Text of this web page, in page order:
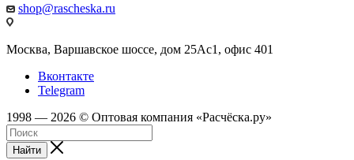
shop@rascheska.ru
Москва, Варшавское шоссе, дом 25Аc1, офис 401
Вконтакте
Telegram
1998 — 2026 © Оптовая компания «Расчёска.ру»
Найти